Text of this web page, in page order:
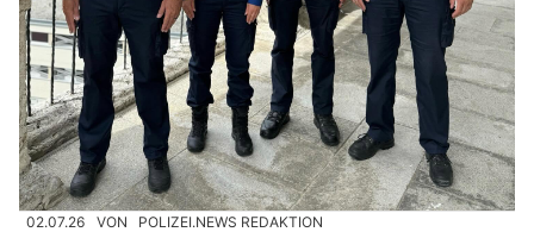
02.07.26 VON POLIZEI.NEWS REDAKTION